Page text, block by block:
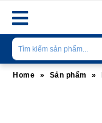
Home » Sản phẩm »